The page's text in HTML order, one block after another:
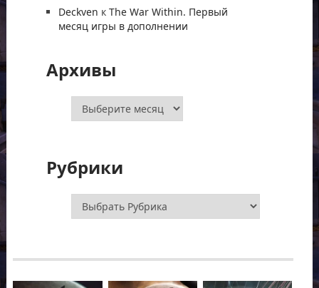
Deckven кThe War Within. Первый
месяц игры в дополнении
Архивы
Архивы
Рубрики
Рубрики